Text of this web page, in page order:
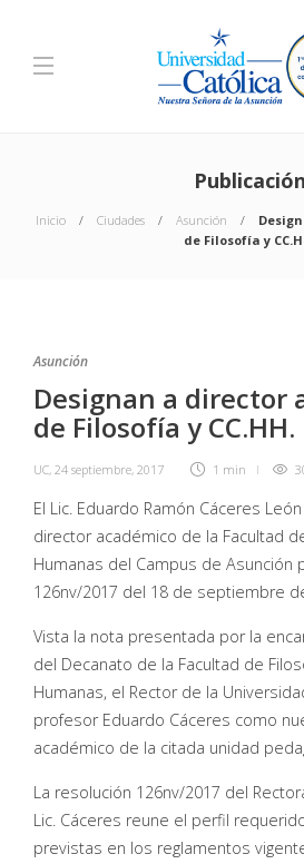
Publicación
Inicio Ciudades Asunción
de Filosofía y
Asunción
Designan a director
de Filosofía y CC.HH.
UC, 24 septiembre, 2017 1 min
El Lic. Eduardo Ramón Cáceres
director académico de la Facultad
Humanas del Campus de Asunción
126nv/2017 del 18 de septiembre
Vista la nota presentada por la
del Decanato de la Facultad de
Humanas, el Rector de la
profesor Eduardo Cáceres como
académico de la citada unidad
La resolución 126nv/2017 del
Lic. Cáceres reune el perfil
previstas en los reglamentos